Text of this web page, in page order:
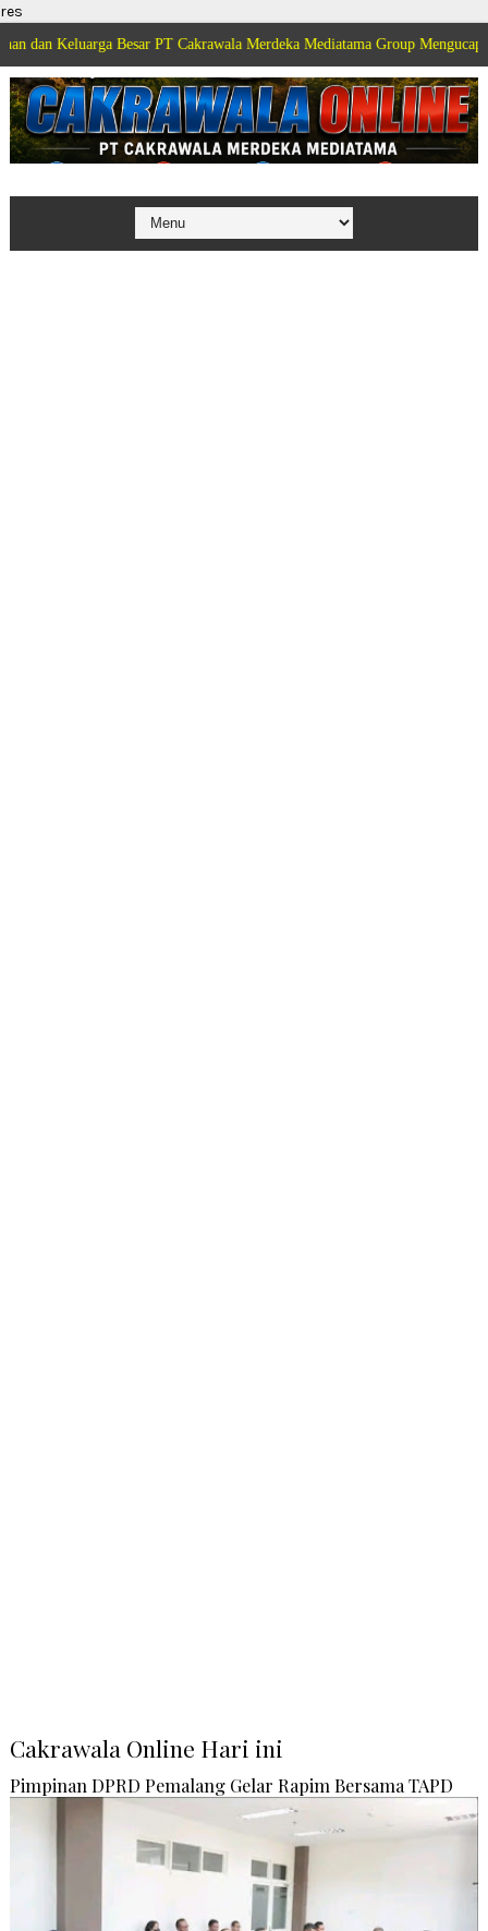
res
Besar PT Cakrawala Merdeka Mediatama Group Mengucapkan
Cakrawala Online Hari ini
Pimpinan DPRD Pemalang Gelar Rapim Bersama TAPD